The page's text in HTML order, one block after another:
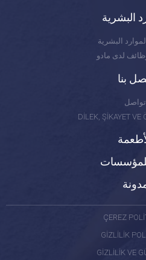
البشرية
البشرية
لدى مادو
بنا
تواصل
DİLEK, ŞİKAYET VE
للمؤسسات
ÇEREZ
GİZLİLİK
GİZLİLİK VE